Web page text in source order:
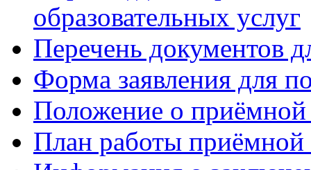
образовательных услуг
Перечень документов
Форма заявления для
Положение о приёмной
План работы приёмной